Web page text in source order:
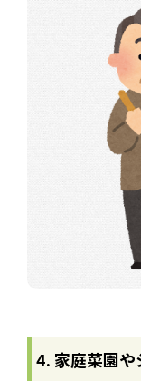
4. 家庭菜園